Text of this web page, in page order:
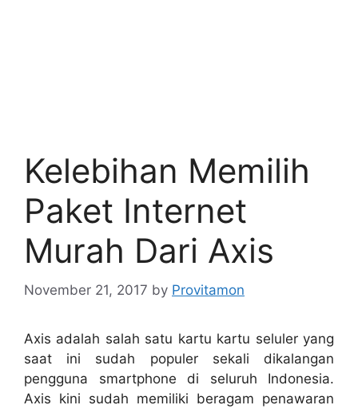
Kelebihan Memilih
Paket Internet
Murah Dari Axis
November 21, 2017 by Provitamon
Axis adalah salah satu kartu kartu seluler yang
saat ini sudah populer sekali dikalangan
pengguna smartphone di seluruh Indonesia.
Axis kini sudah memiliki beragam penawaran